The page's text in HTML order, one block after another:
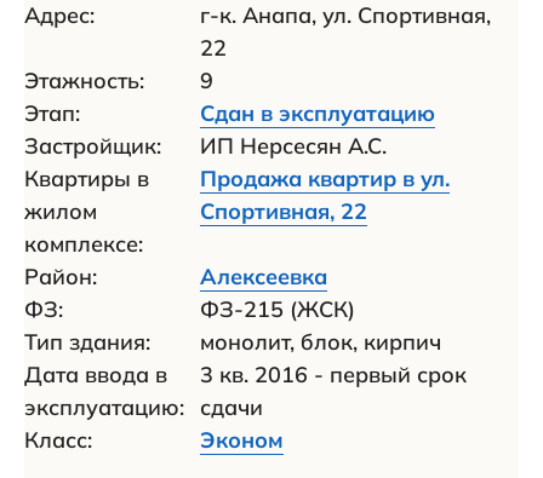
Адрес:
г-к. Анапа, ул. Спортивная,
22
Этажность:
9
Этап:
Сдан в эксплуатацию
Застройщик:
ИП Нерсесян А.С.
Квартиры в
жилом
комплексе:
Продажа квартир в ул.
Спортивная, 22
Район:
Алексеевка
ФЗ:
ФЗ-215 (ЖСК)
Тип здания:
монолит, блок, кирпич
Дата ввода в
эксплуатацию:
3 кв. 2016 - первый срок
сдачи
Класс:
Эконом